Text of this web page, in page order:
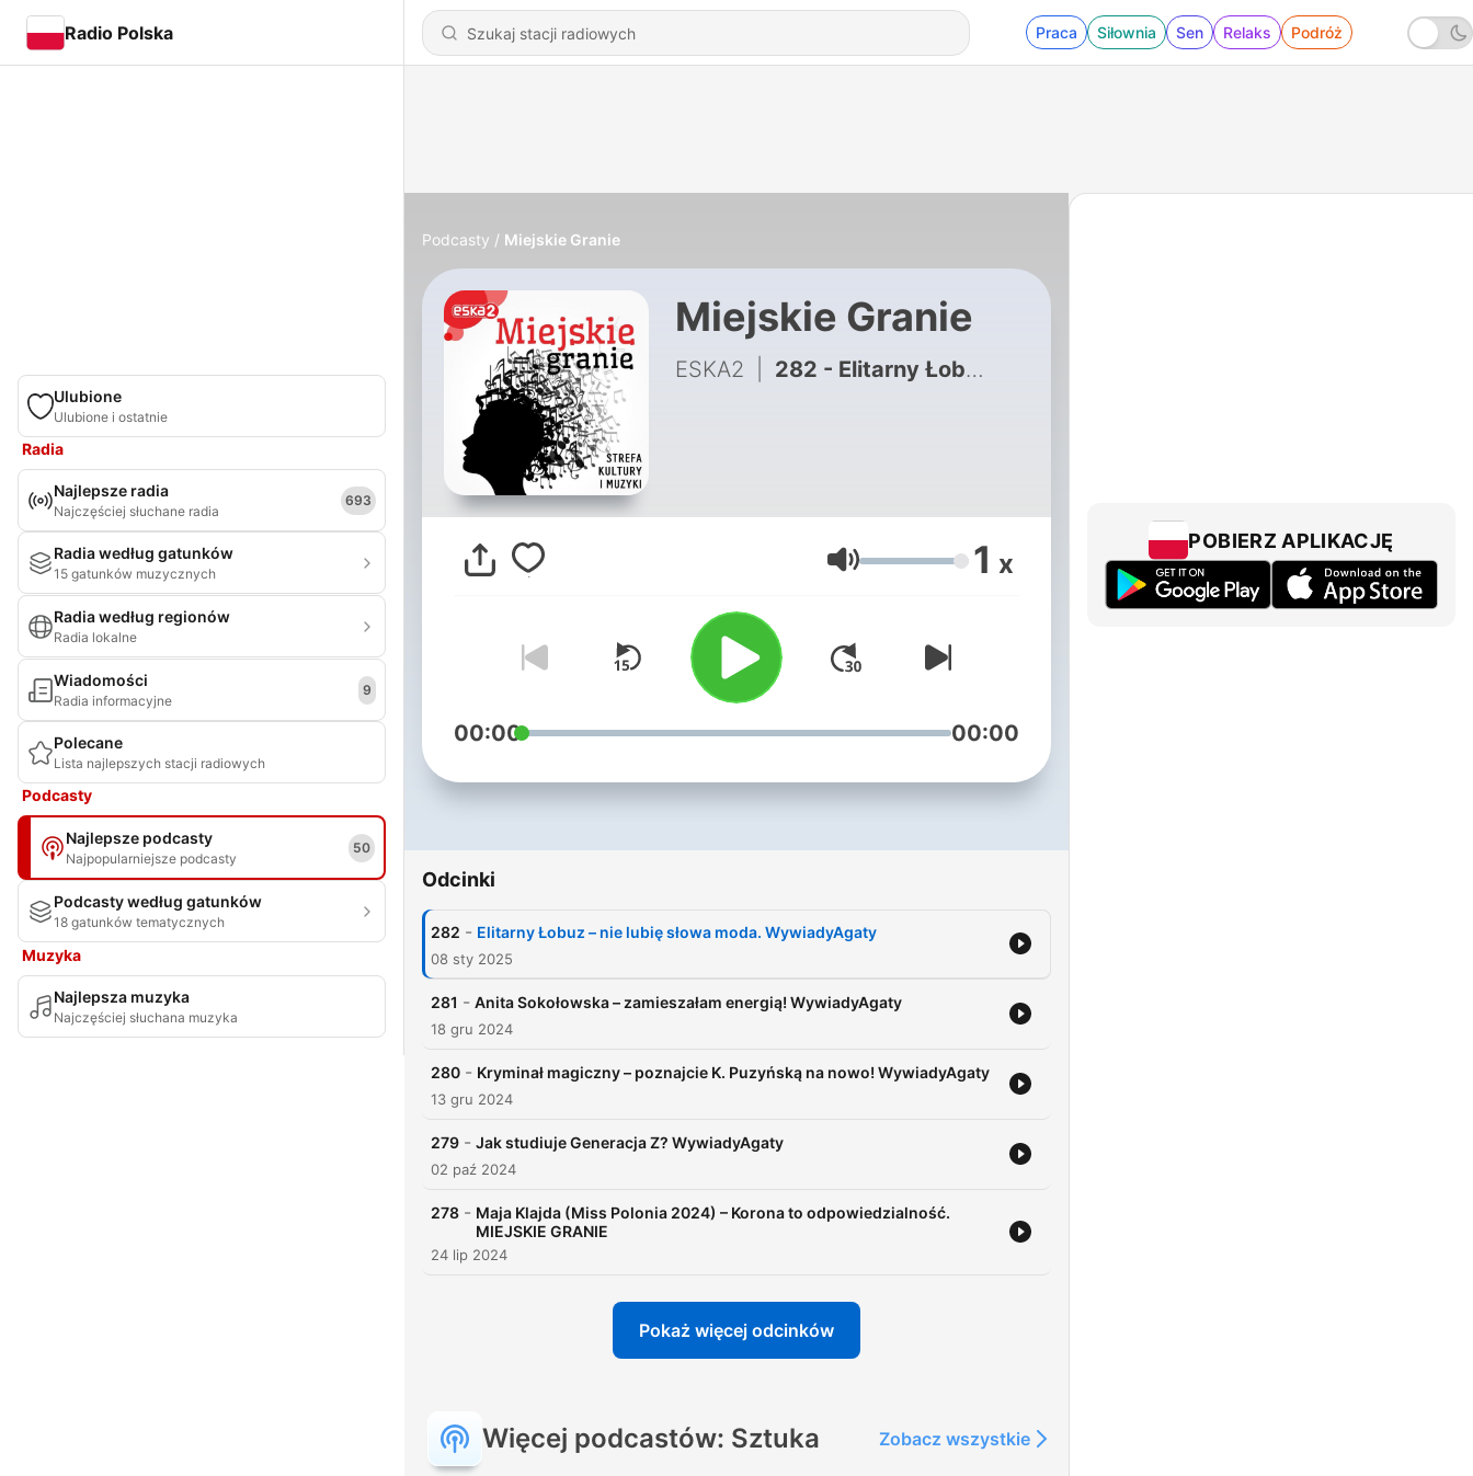
Radio Polska Praca Siłownia Sen Relaks Podróż
Ulubione
Ulubione i ostatnie
Radia
Najlepsze radia
Najczęściej słuchane radia
693
Radia według gatunków
15 gatunków muzycznych
Radia według regionów
Radia lokalne
Wiadomości
Radia informacyjne
9
Polecane
Lista najlepszych stacji radiowych
Podcasty
Najlepsze podcasty
Najpopularniejsze podcasty
50
Podcasty według gatunków
18 gatunków tematycznych
Muzyka
Najlepsza muzyka
Najczęściej słuchana muzyka
Podcasty Miejskie Granie
Miejskie Granie
ESKA2 282 - Elitarny Łobuz – nie lubię słowa moda. WywiadyAgaty
Głośność 1 x
00:00 00:00
Odcinki
282 - Elitarny Łobuz – nie lubię słowa moda. WywiadyAgaty
08 sty 2025
281 - Anita Sokołowska – zamieszałam energią! WywiadyAgaty
18 gru 2024
280 - Kryminał magiczny – poznajcie K. Puzyńską na nowo! WywiadyAgaty
13 gru 2024
279 - Jak studiuje Generacja Z? WywiadyAgaty
02 paź 2024
278 - Maja Klajda (Miss Polonia 2024) – Korona to odpowiedzialność.
MIEJSKIE GRANIE
24 lip 2024
Pokaż więcej odcinków
Więcej podcastów: Sztuka Zobacz wszystkie
POBIERZ APLIKACJĘ